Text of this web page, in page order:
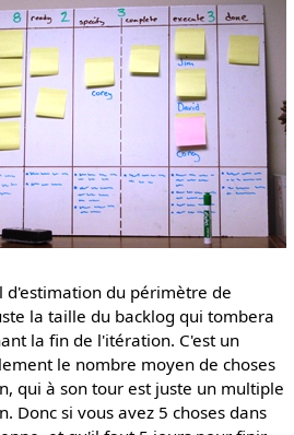
du périmètre de
la taille du backlog qui tombera
la fin de l'itération. C'est un
le nombre moyen de choses
qui à son tour est juste un multiple
Donc si vous avez 5 choses dans